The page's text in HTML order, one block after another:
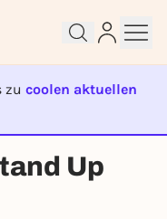
zu coolen aktuellen
Up
participate in
account.